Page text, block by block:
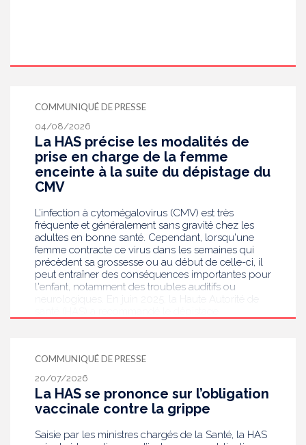
COMMUNIQUÉ DE PRESSE
04/08/2026
La HAS précise les modalités de
prise en charge de la femme
enceinte à la suite du dépistage du
CMV
L’infection à cytomégalovirus (CMV) est très
fréquente et généralement sans gravité chez les
adultes en bonne santé. Cependant, lorsqu'une
femme contracte ce virus dans les semaines qui
précèdent sa grossesse ou au début de celle-ci, il
peut entraîner des conséquences importantes pour
l'enfant, notamment des troubles auditifs ou
publie aujourd’hui des recommandations de
bonnes pratiques pour guider les professionnels
de santé dans la prise en charge des femmes
enceintes à la suite de ce dépistage. Objectif :
réduire les risques de transmission au futur bébé.
COMMUNIQUÉ DE PRESSE
20/07/2026
La HAS se prononce sur l’obligation
vaccinale contre la grippe
Saisie par les ministres chargés de la Santé, la HAS